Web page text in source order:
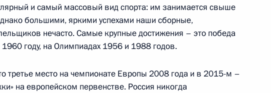
Симферополь
и самый массовый вид спорта: им занимается свыше
большими, яркими успехами наши сборные,
нечасто. Самые крупные достижения – это победа
году, на Олимпиадах 1956 и 1988 годов.
третье место на чемпионате Европы 2008 года и в 2015-м –
на европейском первенстве. Россия никогда